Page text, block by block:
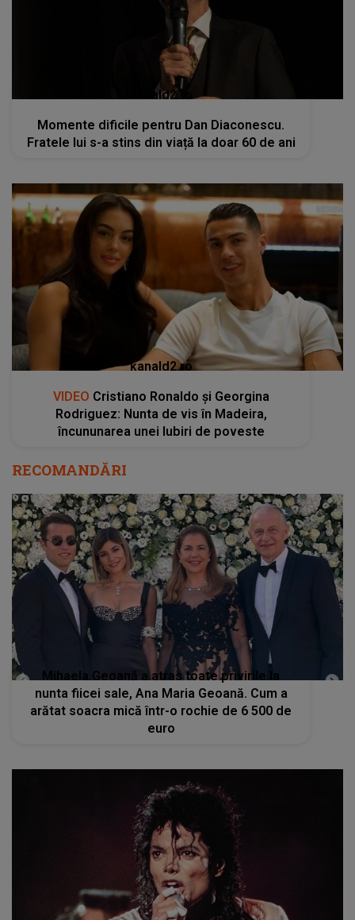
kanald2.ro
Momente dificile pentru Dan Diaconescu.
Fratele lui s-a stins din viață la doar 60 de ani
kanald2.ro
VIDEO Cristiano Ronaldo și Georgina
Rodriguez: Nunta de vis în Madeira,
încununarea unei Iubiri de poveste
RECOMANDĂRI
Mihaela Geoană a atras toate privirile la
nunta fiicei sale, Ana Maria Geoană. Cum a
arătat soacra mică într-o rochie de 6 500 de
euro